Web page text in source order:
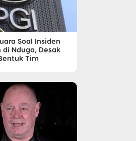
Soal Insiden
Nduga, Desak
Tim